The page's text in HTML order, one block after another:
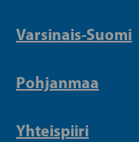
Varsinais-Suomi
Pohjanmaa
Yhteispiiri